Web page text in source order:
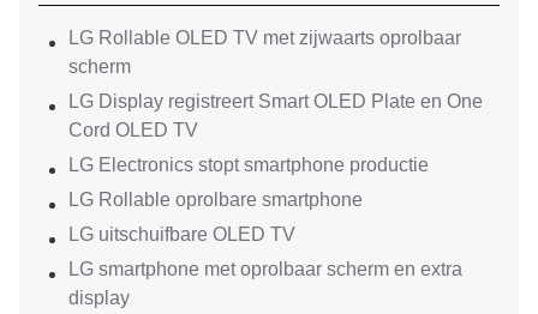
LG Rollable OLED TV met zijwaarts oprolbaar
scherm
LG Display registreert Smart OLED Plate en One
Cord OLED TV
LG Electronics stopt smartphone productie
LG Rollable oprolbare smartphone
LG uitschuifbare OLED TV
LG smartphone met oprolbaar scherm en extra
display